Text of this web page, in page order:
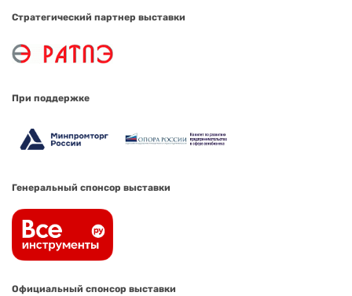
Стратегический партнер выставки
При поддержке
Генеральный спонсор выставки
Официальный спонсор выставки